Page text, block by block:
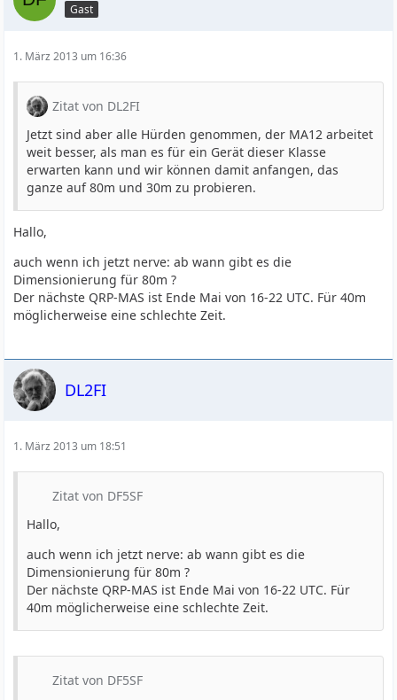
Gast
1. März 2013 um 16:36
Zitat von DL2FI
Jetzt sind aber alle Hürden genommen, der MA12 arbeitet
weit besser, als man es für ein Gerät dieser Klasse
erwarten kann und wir können damit anfangen, das
ganze auf 80m und 30m zu probieren.
Hallo,
auch wenn ich jetzt nerve: ab wann gibt es die
Dimensionierung für 80m ?
Der nächste QRP-MAS ist Ende Mai von 16-22 UTC. Für 40m
möglicherweise eine schlechte Zeit.
DL2FI
1. März 2013 um 18:51
Zitat von DF5SF
Hallo,
auch wenn ich jetzt nerve: ab wann gibt es die
Dimensionierung für 80m ?
Der nächste QRP-MAS ist Ende Mai von 16-22 UTC. Für
40m möglicherweise eine schlechte Zeit.
Zitat von DF5SF